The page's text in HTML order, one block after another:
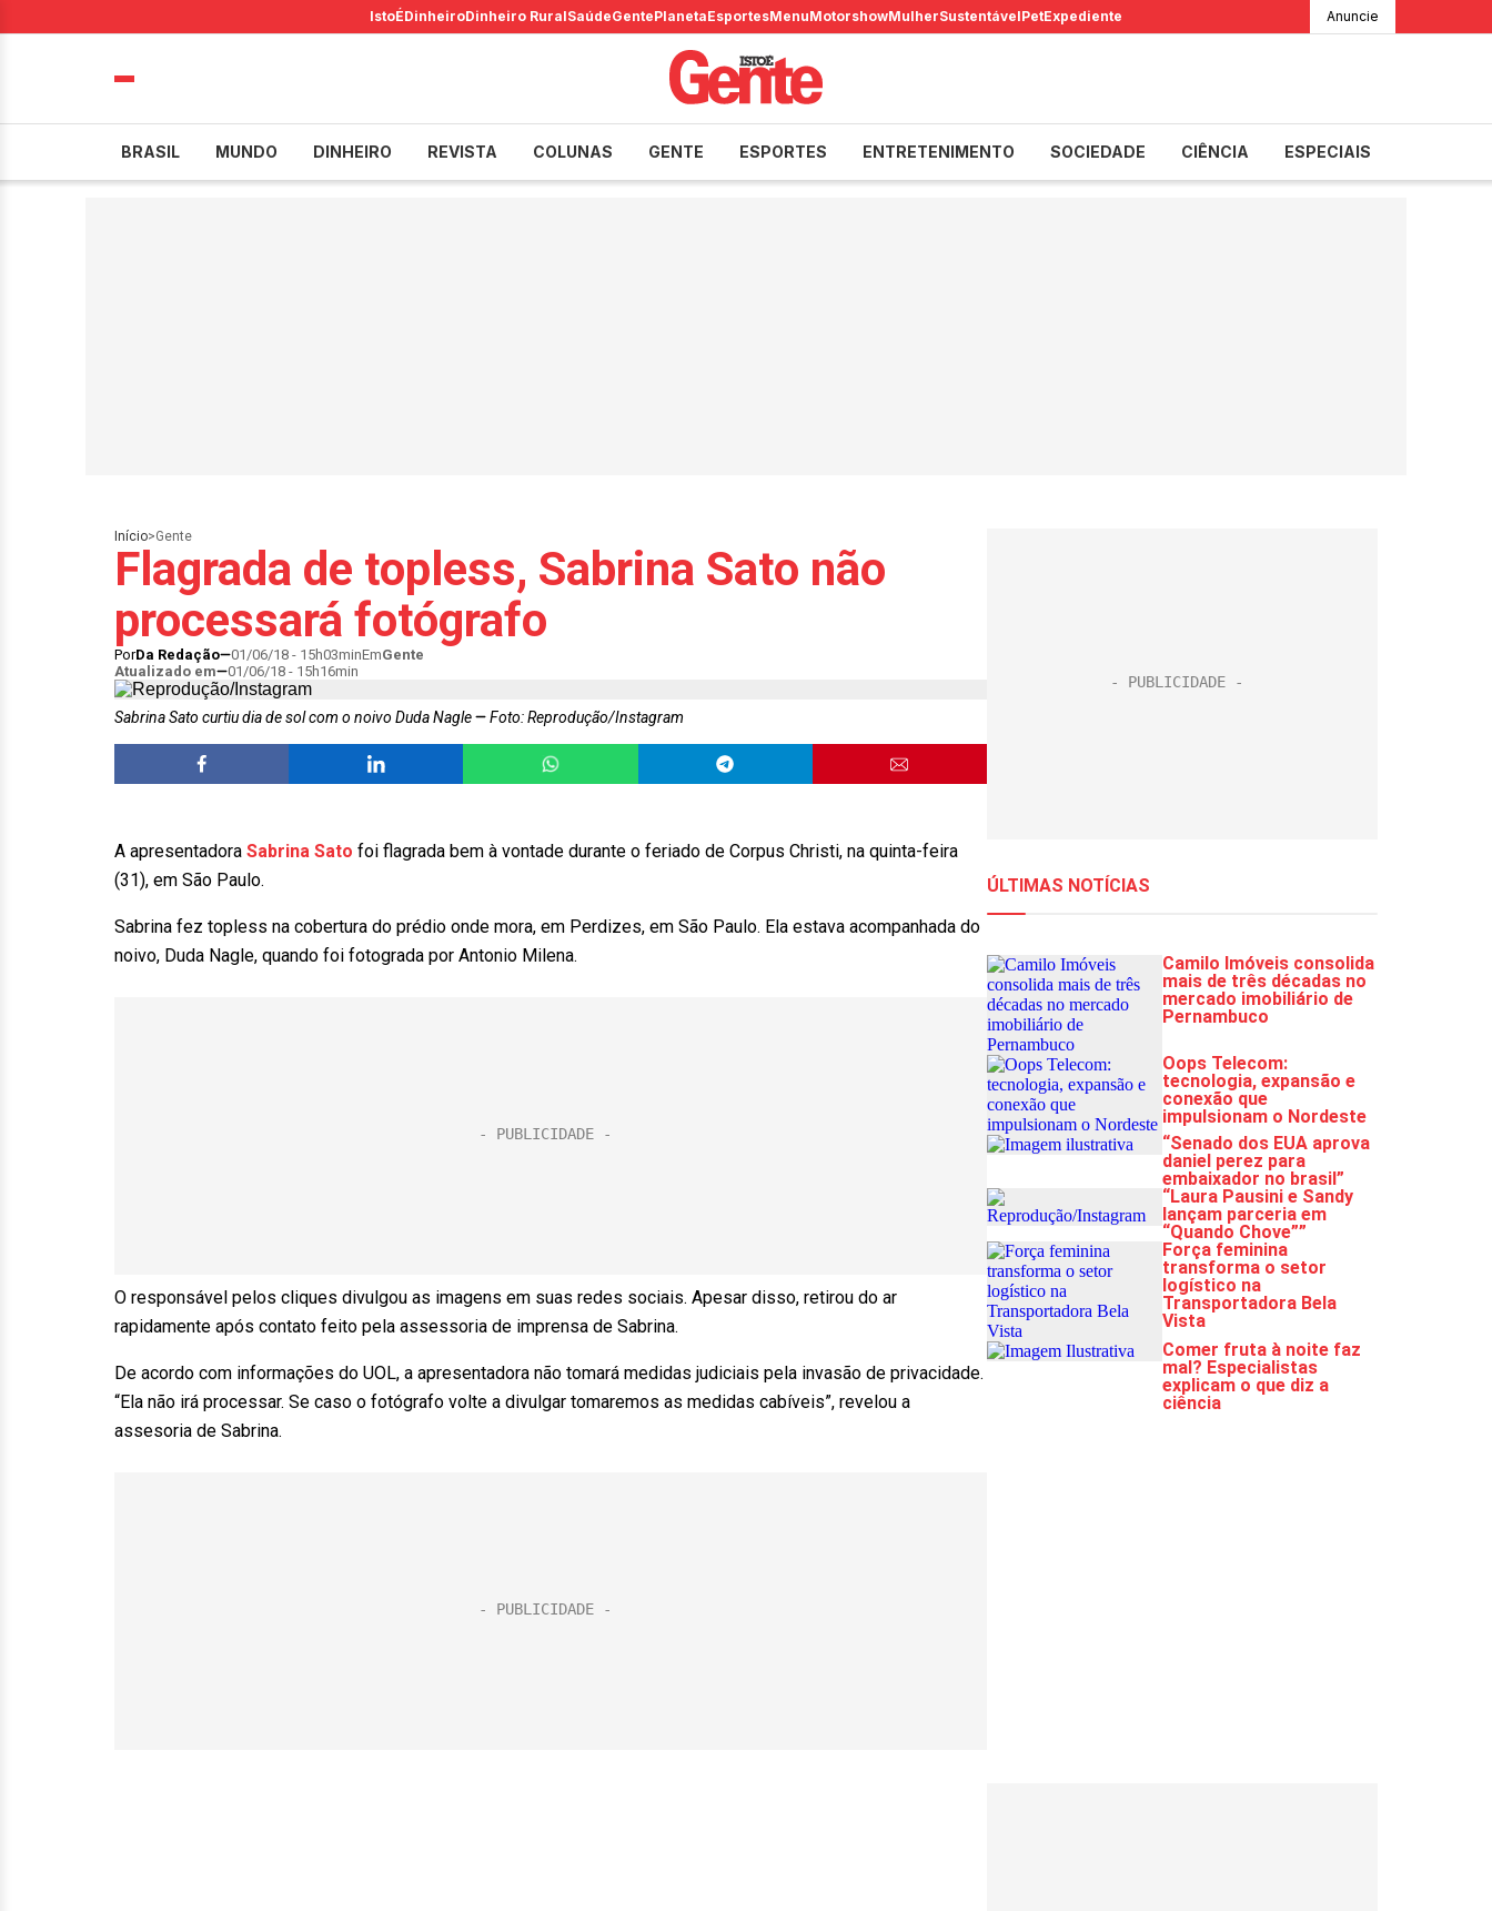
IstoÉDinheiroDinheiro RuralSaúdeGentePlanetaEsportesMenuMotorshowMulherSustentávelPetExpediente Anuncie
BRASIL MUNDO DINHEIRO REVISTA COLUNAS GENTE ESPORTES ENTRETENIMENTO SOCIEDADE CIÊNCIA ESPECIAIS
Início>Gente
Flagrada de topless, Sabrina Sato não
processará fotógrafo
PorDa Redação 01/06/18 - 15h03minEmGente
Atualizado em
01/06/18 - 15h16min
Sabrina Sato curtiu dia de sol com o noivo Duda Nagle Foto: Reprodução/Instagram
A apresentadora Sabrina Sato foi flagrada bem à vontade durante o feriado de Corpus Christi, na quinta-feira
(31), em São Paulo.
Sabrina fez topless na cobertura do prédio onde mora, em Perdizes, em São Paulo. Ela estava acompanhada do
noivo, Duda Nagle, quando foi fotograda por Antonio Milena.
O responsável pelos cliques divulgou as imagens em suas redes sociais. Apesar disso, retirou do ar
rapidamente após contato feito pela assessoria de imprensa de Sabrina.
De acordo com informações do UOL, a apresentadora não tomará medidas judiciais pela invasão de privacidade.
“Ela não irá processar. Se caso o fotógrafo volte a divulgar tomaremos as medidas cabíveis”, revelou a
assesoria de Sabrina.